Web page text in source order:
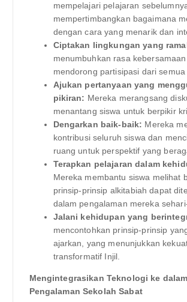
mempelajari pelajaran
mempertimbangkan bagaimana
dengan cara yang menarik dan
Ciptakan lingkungan yang
menumbuhkan rasa
mendorong partisipasi dari semua
Ajukan pertanyaan yang
pikiran: Mereka merangsang
menantang siswa untuk berpikir
Dengarkan baik-baik: Mereka
kontribusi seluruh siswa dan
ruang untuk perspektif yang
Terapkan pelajaran dalam
Mereka membantu siswa melihat
prinsip-prinsip alkitabiah dapat
dalam pengalaman mereka
Jalani kehidupan yang
mencontohkan prinsip-prinsip
ajarkan, yang menunjukkan
transformatif Injil.
Mengintegrasikan Teknologi ke dalam
Pengalaman Sekolah Sabat